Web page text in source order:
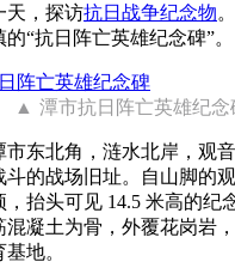
天，探访抗日战争纪念物
“抗日阵亡英雄纪念碑”。
潭市抗日阵亡英雄纪念
市东北角，涟水北岸，观
斗的战场旧址。自山脚的
，抬头可见 14.5 米高的纪
混凝土为骨，外覆花岗岩
地。